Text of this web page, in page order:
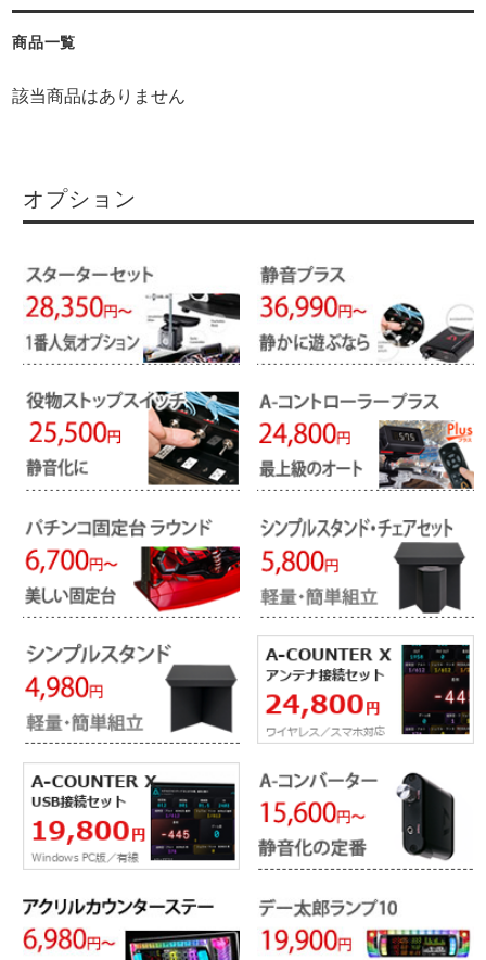
商品一覧
該当商品はありません
オプション